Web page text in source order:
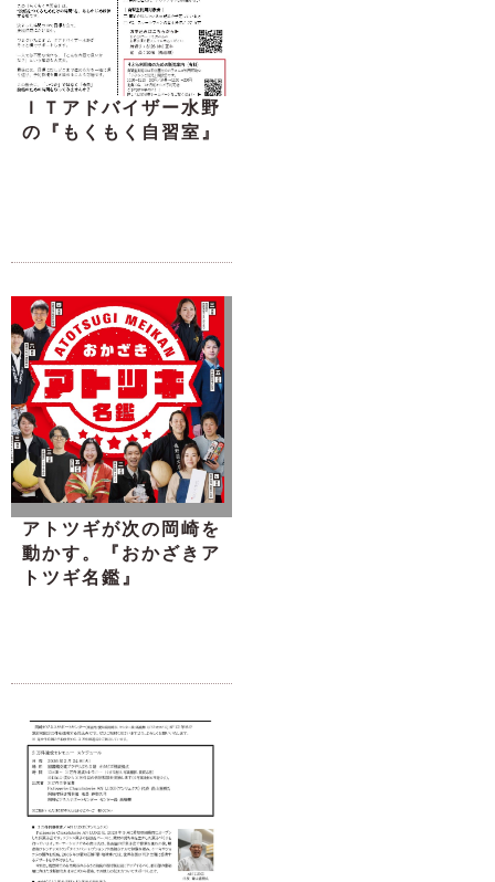
ＩＴアドバイザー水野
の『もくもく自習室』
アトツギが次の岡崎を
動かす。『おかざきア
トツギ名鑑』